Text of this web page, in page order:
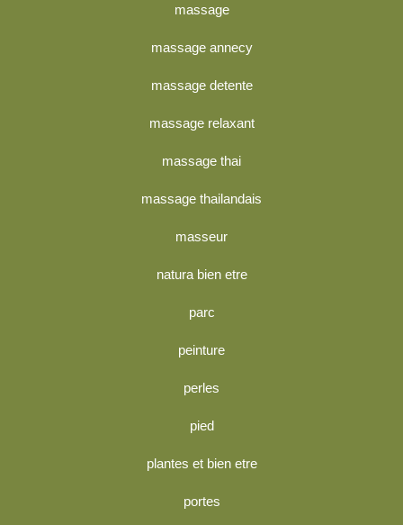
massage
massage annecy
massage detente
massage relaxant
massage thai
massage thailandais
masseur
natura bien etre
parc
peinture
perles
pied
plantes et bien etre
portes